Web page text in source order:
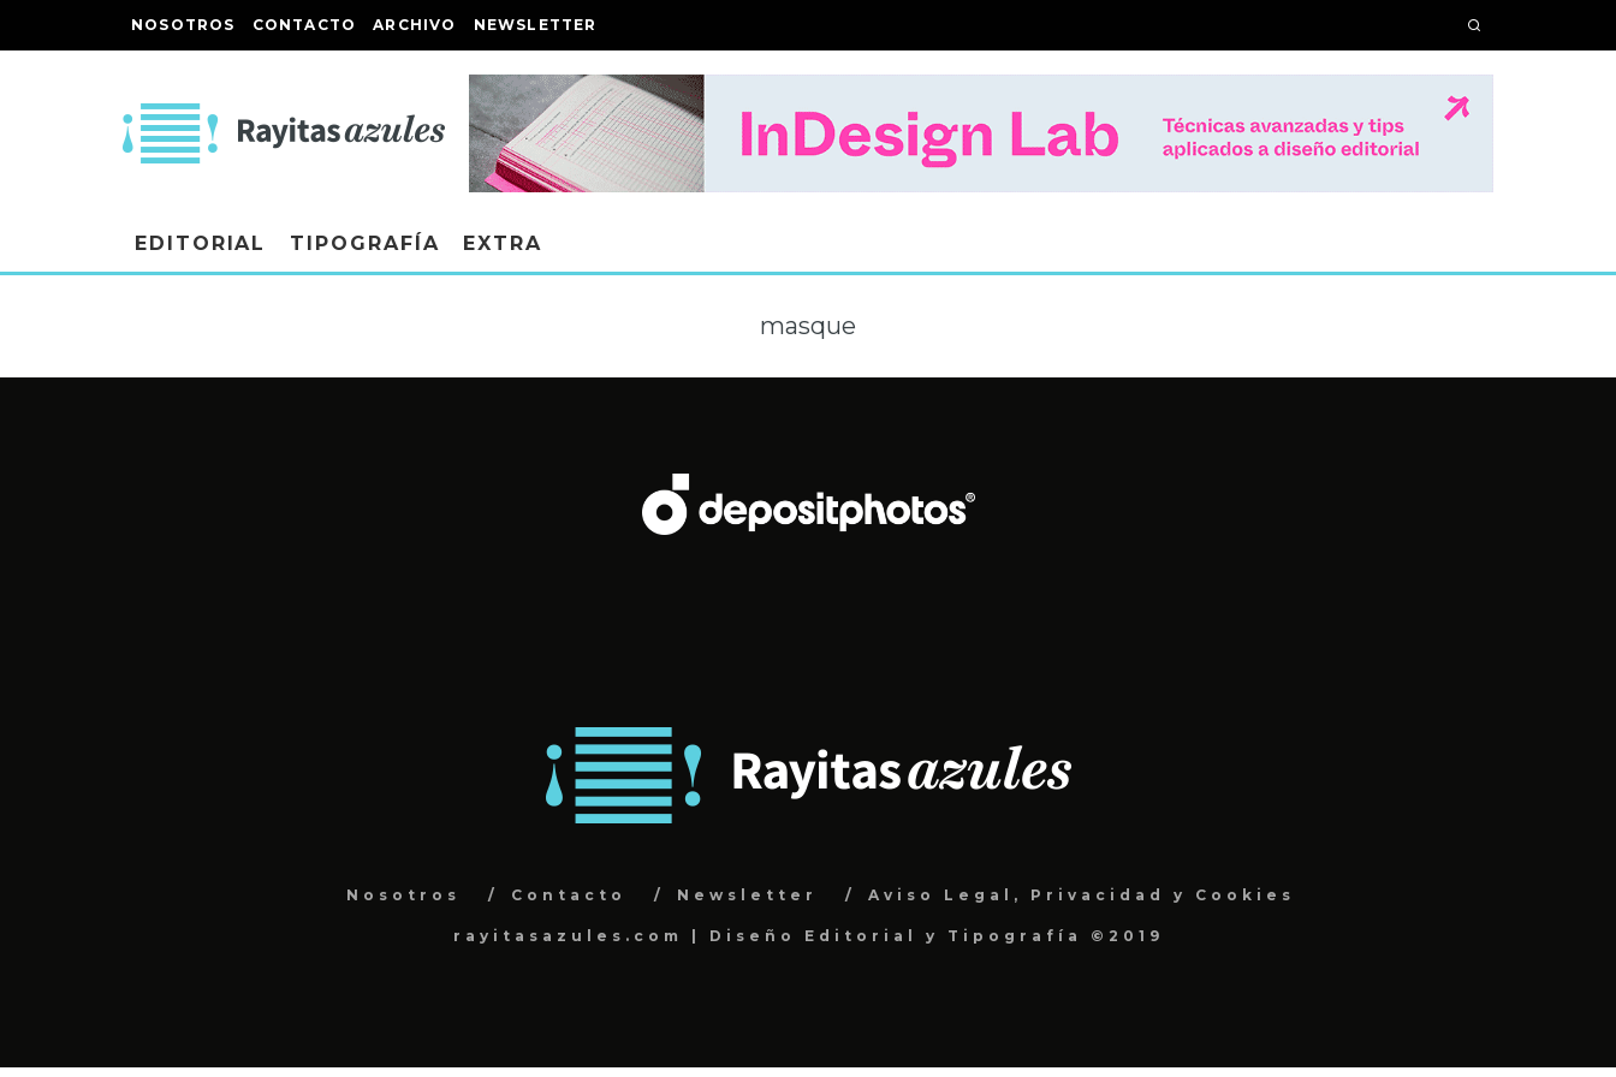
NOSOTROS CONTACTO ARCHIVO NEWSLETTER
EDITORIAL TIPOGRAFÍA EXTRA
masque
Nosotros Contacto Newsletter Aviso Legal, Privacidad y Cookies
rayitasazules.com | Diseño Editorial y Tipografía ©2019